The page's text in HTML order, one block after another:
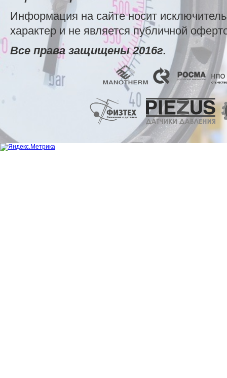
Информация на сайте носит
характер и не является публичной
Все права защищены 2016г.